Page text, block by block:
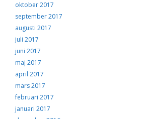
oktober 2017
september 2017
augusti 2017
juli 2017
juni 2017
maj 2017
april 2017
mars 2017
februari 2017
januari 2017